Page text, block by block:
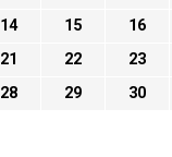
14 15 16
21 22 23
28 29 30